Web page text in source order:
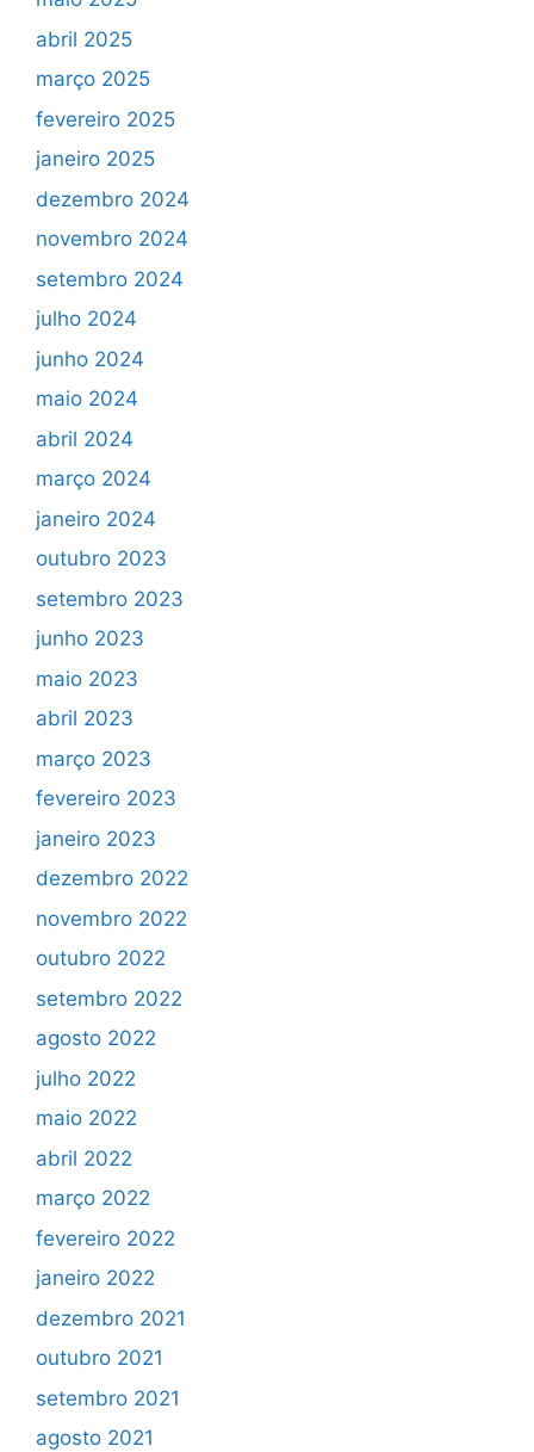
abril 2025
março 2025
fevereiro 2025
janeiro 2025
dezembro 2024
novembro 2024
setembro 2024
julho 2024
junho 2024
maio 2024
abril 2024
março 2024
janeiro 2024
outubro 2023
setembro 2023
junho 2023
maio 2023
abril 2023
março 2023
fevereiro 2023
janeiro 2023
dezembro 2022
novembro 2022
outubro 2022
setembro 2022
agosto 2022
julho 2022
maio 2022
abril 2022
março 2022
fevereiro 2022
janeiro 2022
dezembro 2021
outubro 2021
setembro 2021
agosto 2021